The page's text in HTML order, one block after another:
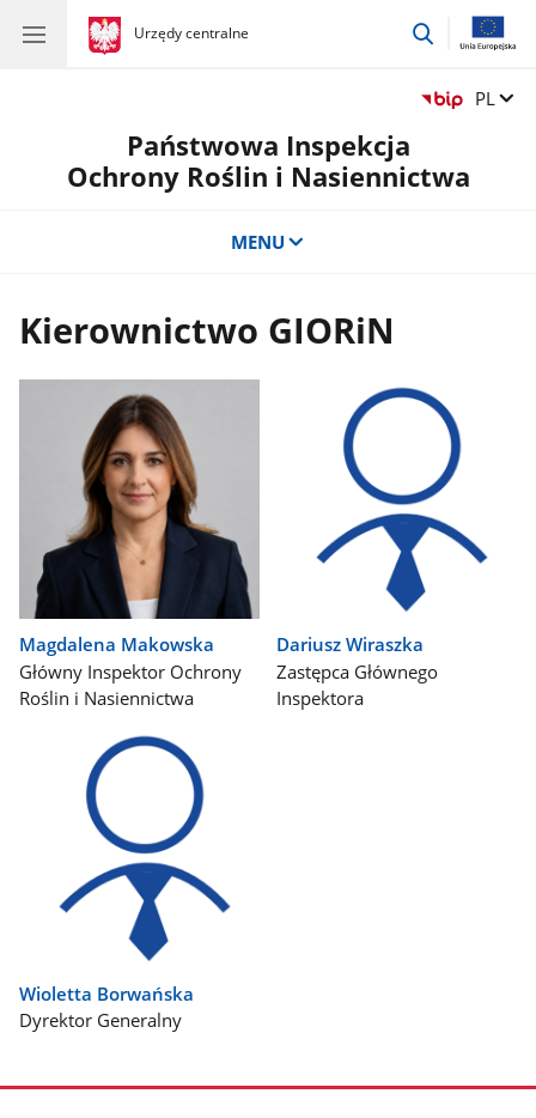
gov.pl
Urzędy centralne
gov.pl
Urzędy
przejdź
Zmień
PL
Państwowa Inspekcja
Ochrony Roślin i Nasiennictwa
MENU
Kierownictwo GIORiN
Magdalena Makowska
Główny Inspektor Ochrony
Roślin i Nasiennictwa
Dariusz Wiraszka
Zastępca Głównego
Inspektora
Wioletta Borwańska
Dyrektor Generalny